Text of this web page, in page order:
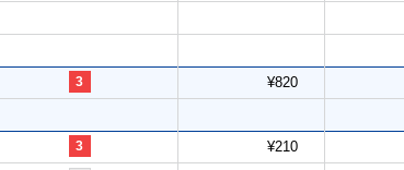
3 ¥820
3 ¥210